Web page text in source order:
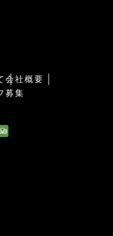
会社概要
募集